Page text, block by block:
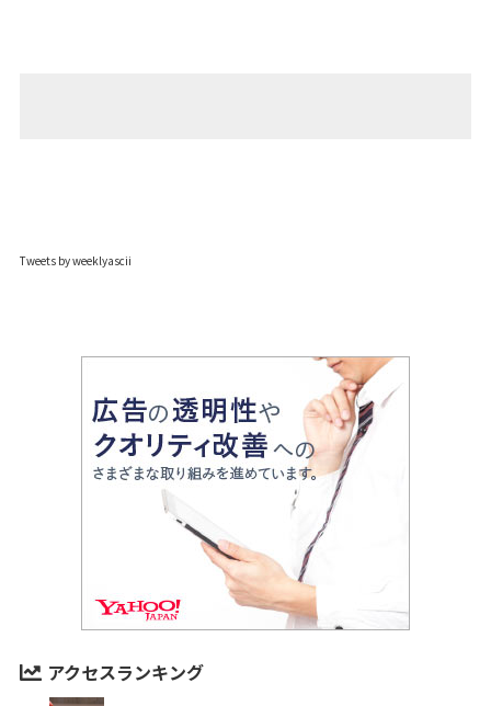
Tweets by weeklyascii
アクセスランキング